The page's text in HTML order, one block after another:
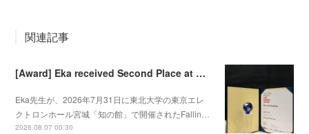
関連記事
[Award] Eka received Second Place at Falling Walls Lab Sendai 2026
Eka先生が、2026年7月31日に東北大学の東京エレ
クトロンホール宮城「知の館」で開催されたFallin…
2026.08.07 00:30